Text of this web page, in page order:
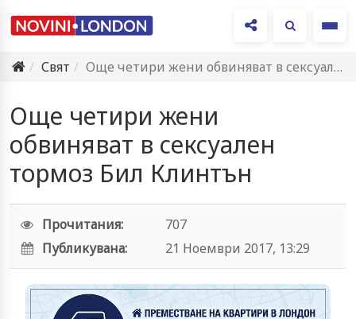
Свят
Още четири жени обвиняват в сексуален тормоз Бил Клинтън
Още четири жени
обвиняват в сексуален
тормоз Бил Клинтън
Прочитания:
707
Публикувана:
21 Ноември 2017, 13:29